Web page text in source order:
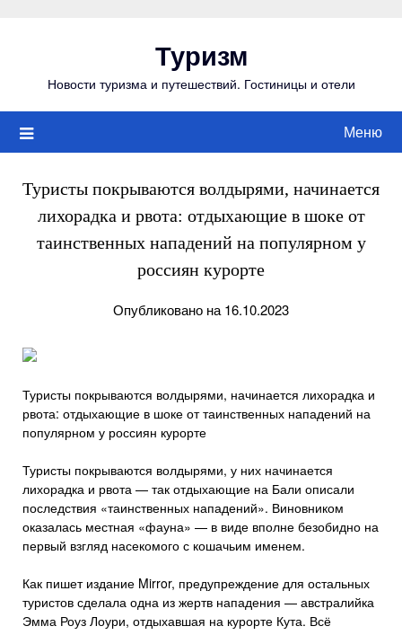
Туризм
Новости туризма и путешествий. Гостиницы и отели
Меню
Туристы покрываются волдырями, начинается
лихорадка и рвота: отдыхающие в шоке от
таинственных нападений на популярном у
россиян курорте
Опубликовано на 16.10.2023
Туристы покрываются волдырями, начинается лихорадка и
рвота: отдыхающие в шоке от таинственных нападений на
популярном у россиян курорте
Туристы покрываются волдырями, у них начинается
лихорадка и рвота — так отдыхающие на Бали описали
последствия «таинственных нападений». Виновником
оказалась местная «фауна» — в виде вполне безобидно на
первый взгляд насекомого с кошачьим именем.
Как пишет издание Mirror, предупреждение для остальных
туристов сделала одна из жертв нападения — австралийка
Эмма Роуз Лоури, отдыхавшая на курорте Кута. Всё